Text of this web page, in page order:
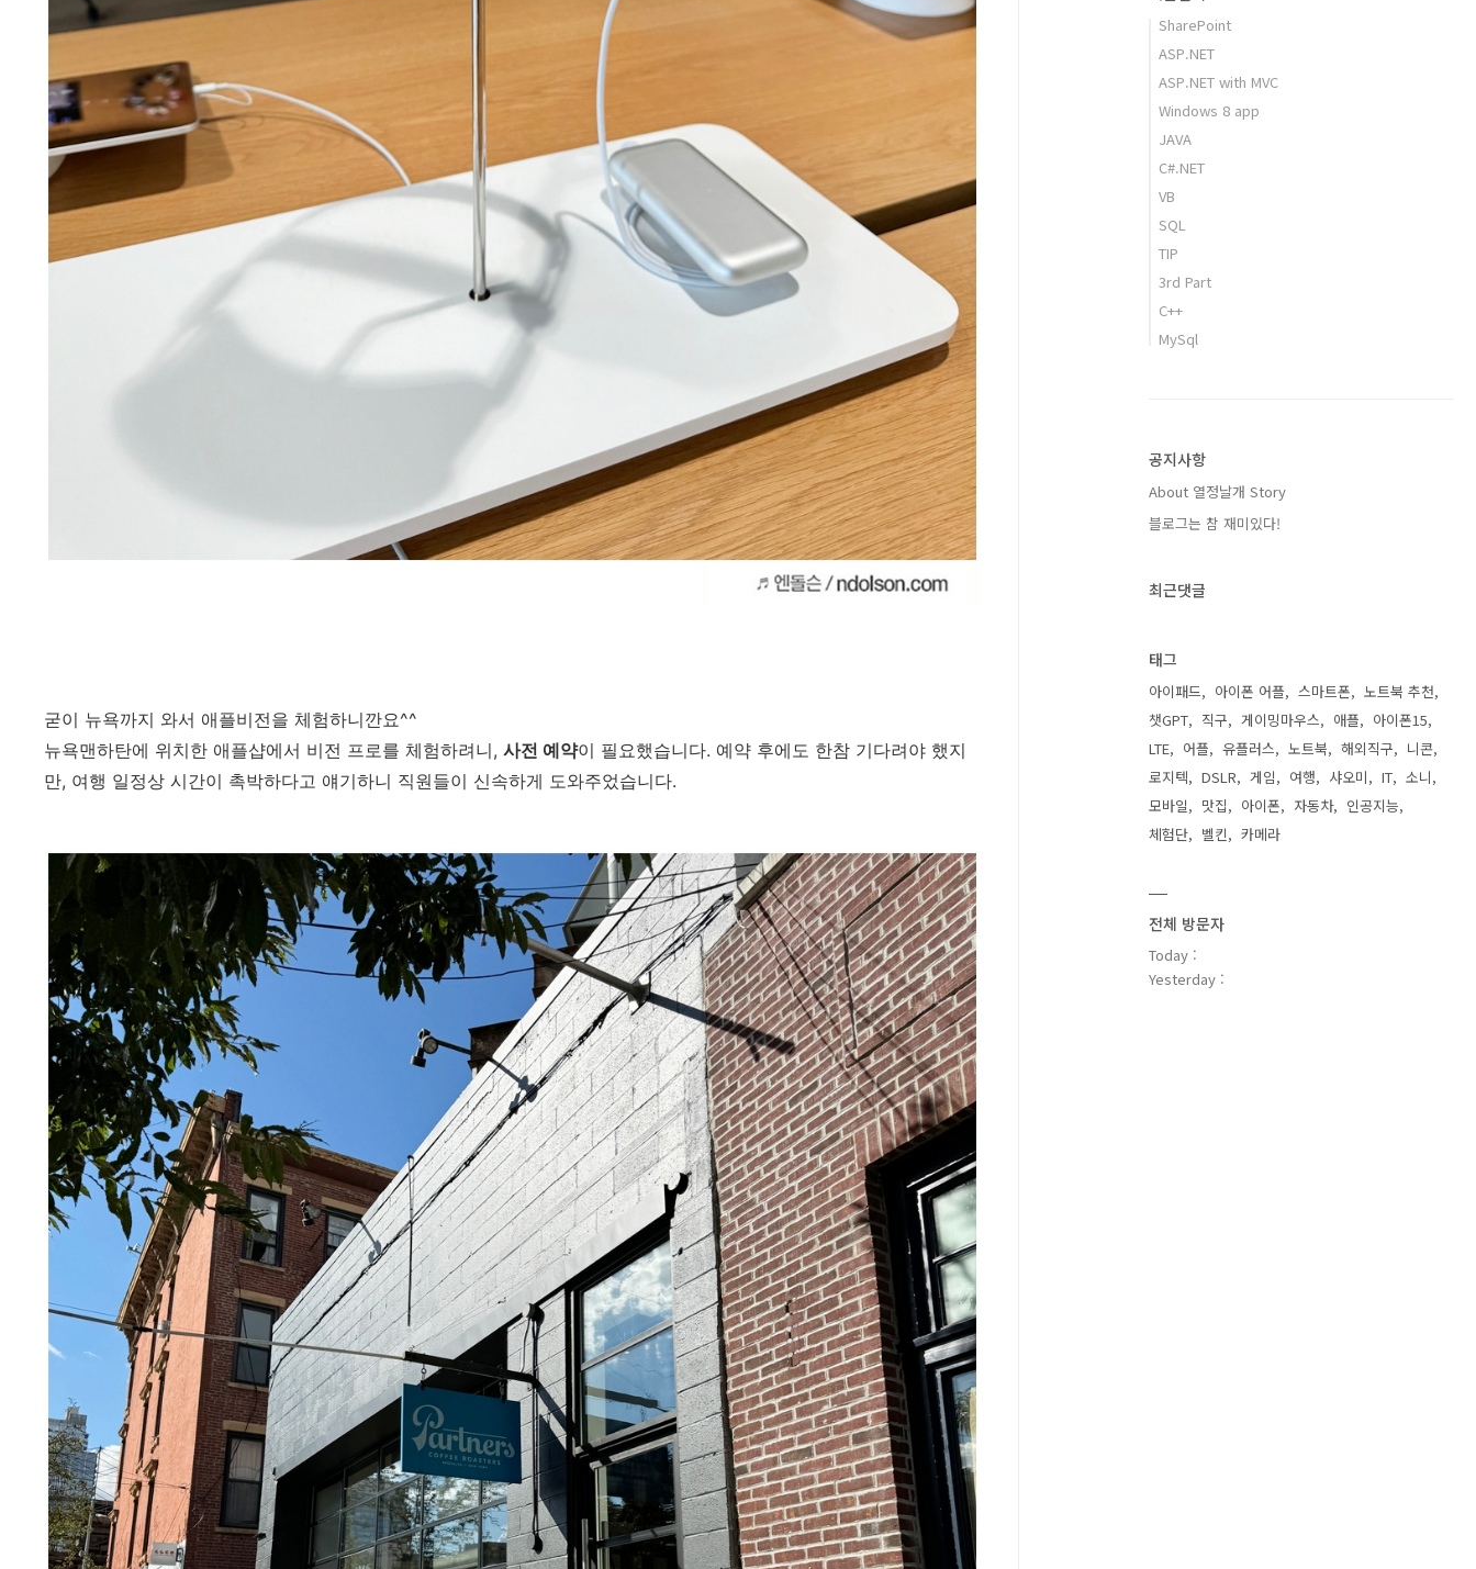
굳이 뉴욕까지 와서 애플비전을 체험하니깐요^^
뉴욕맨하탄에 위치한 애플샵에서 비전 프로를 체험하려니, 사전 예약이 필요했습니다. 예약 후에도 한참 기다려야 했지
만, 여행 일정상 시간이 촉박하다고 얘기하니 직원들이 신속하게 도와주었습니다.
SharePoint
ASP.NET
ASP.NET with MVC
Windows 8 app
JAVA
C#.NET
VB
SQL
TIP
3rd Part
C++
MySql
공지사항
About 열정날개 Story
블로그는 참 재미있다!
최근댓글
태그
아이패드 아이폰 어플 스마트폰
노트북 추천
챗GPT
직구 게이밍마우스 애플
아이폰15
LTE
어플 유플러스 노트북 해외직구
니콘
로지텍
DSLR 게임 여행 샤오미 IT
소니
모바일
맛집 아이폰 자동차
인공지능
체험단
벨킨 카메라
전체 방문자
Today :
Yesterday :